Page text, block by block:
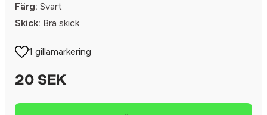
Färg: Svart
Skick: Bra skick
1 gillamarkering
20 SEK